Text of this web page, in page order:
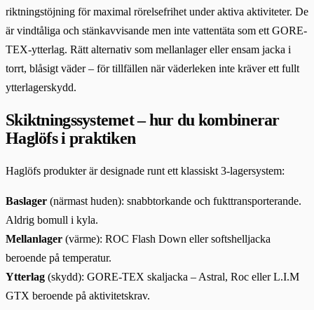
riktningstöjning för maximal rörelsefrihet under aktiva aktiviteter. De
är vindtåliga och stänkavvisande men inte vattentäta som ett GORE-
TEX-ytterlag. Rätt alternativ som mellanlager eller ensam jacka i
torrt, blåsigt väder – för tillfällen när väderleken inte kräver ett fullt
ytterlagerskydd.
Skiktningssystemet – hur du kombinerar
Haglöfs i praktiken
Haglöfs produkter är designade runt ett klassiskt 3-lagersystem:
Baslager (närmast huden): snabbtorkande och fukttransporterande.
Aldrig bomull i kyla.
Mellanlager (värme): ROC Flash Down eller softshelljacka
beroende på temperatur.
Ytterlag (skydd): GORE-TEX skaljacka – Astral, Roc eller L.I.M
GTX beroende på aktivitetskrav.